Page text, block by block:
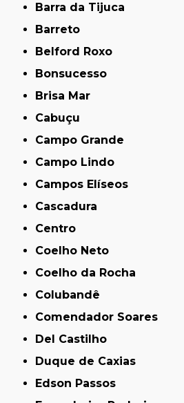
Barra da Tijuca
Barreto
Belford Roxo
Bonsucesso
Brisa Mar
Cabuçu
Campo Grande
Campo Lindo
Campos Elíseos
Cascadura
Centro
Coelho Neto
Coelho da Rocha
Colubandê
Comendador Soares
Del Castilho
Duque de Caxias
Edson Passos